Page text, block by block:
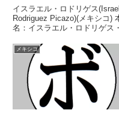
イスラエル・ロドリゲス(Israel
Rodriguez Picazo)(メキシコ)
名：イスラエル・ロドリゲス
籍：メキシコ戦績：36戦30勝
(20KO)6敗 【獲得タイトル】
WBAインターコンチネン...
メキシコ